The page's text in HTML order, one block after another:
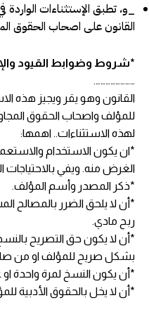
القانون على اصحاب الحقوق
*شروط وضوابط القيود
…………………….
القانون وهو يقر ويجيز هذه
للمؤلف واصحاب الحقوق
لهذه الاستثناءات.. اهمها:
*ان يكون الاستخدام
الغرض منه. ويفي بالاحتياجات
*ذكر المصدر وأسم المؤلف.
*أن لا يلحق الضرر بالمصالح
ربح مادي.
*أن لا يكون حق التصريح
بشكل صريح للمؤلف او من
*أن يكون النسخ لمرة واحدة او
*أن لا يخل بالحقوق الأدبية